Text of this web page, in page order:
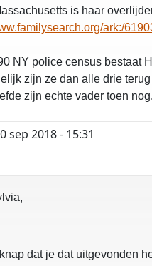
is haar
ark:/
NY police census bestaat
zijn ze dan alle drie
zijn echte vader toen nog.
sep 2018 - 15:31
dat je dat uitgevonden